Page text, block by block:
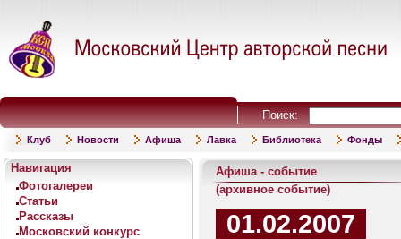
Поиск:
Клуб Новости Афиша Лавка Библиотека Фонды
Навигация
Фотогалереи
Статьи
Рассказы
Московский конкурс
Афиша - событие
(архивное событие)
01.02.2007